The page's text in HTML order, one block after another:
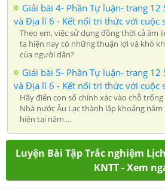
Giải bài 4- Phần Tự luận- trang 12
và Địa lí 6 - Kết nối tri thức với cuộc
Theo em, việc sử dụng đồng thời cả âm
ta hiện nay có những thuận lợi và khó
của người dân?
Giải bài 5- Phần Tự luận- trang 12
và Địa lí 6 - Kết nối tri thức với cuộc
Hãy điển con số chính xác vào chỗ trống
Nhà nước Âu Lạc thành lập khoảng năm
hiện tại năm....
Luyện Bài Tập Trắc nghiệm
KNTT - Xem